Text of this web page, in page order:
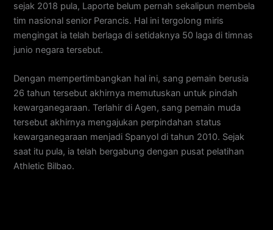
sejak 2018 pula, Laporte belum pernah sekalipun membela
tim nasional senior Perancis. Hal ini tergolong miris
mengingat ia telah berlaga di setidaknya 50 laga di timnas
junio negara tersebut.
Dengan mempertimbangkan hal ini, sang pemain berusia
26 tahun tersebut akhirnya memutuskan untuk pindah
kewarganegaraan. Terlahir di Agen, sang pemain muda
tersebut akhirnya mengajukan perpindahan status
kewarganegaraan menjadi Spanyol di tahun 2010. Sejak
saat itu pula, ia telah bergabung dengan pusat pelatihan
Athletic Bilbao.